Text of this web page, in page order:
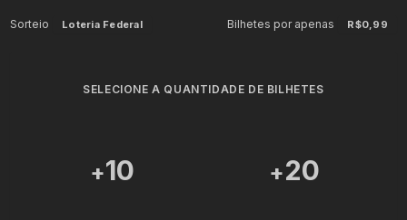
Sorteio Loteria Federal Bilhetes por apenas R$0,99
SELECIONE A QUANTIDADE DE BILHETES
+10 +20